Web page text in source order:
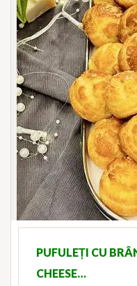
PUFULEȚI CU
CHEESE…